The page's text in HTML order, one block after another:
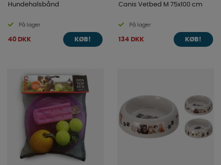
Hundehalsbånd
På lager
40 DKK KØB!
Canis Vetbed M 75x100 cm
På lager
134 DKK KØB!